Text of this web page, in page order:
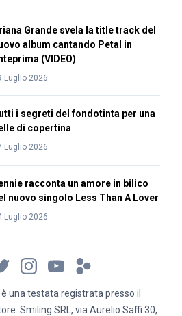
Grande svela la title track del
album cantando Petal in
(VIDEO)
Luglio 2026
i segreti del fondotinta per una
di copertina
Luglio 2026
racconta un amore in bilico
nuovo singolo Less Than A Lover
Luglio 2026
una testata registrata presso il
Smiling SRL, via Aurelio Saffi 30,